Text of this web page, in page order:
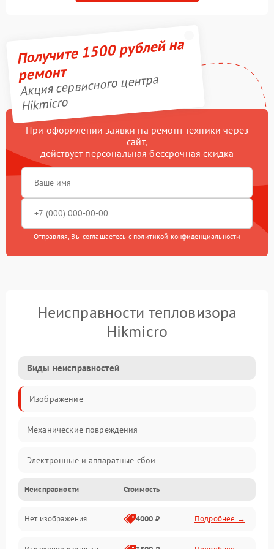
Получите 1500 рублей на
ремонт
Акция сервисного центра
Hikmicro
При оформлении заявки на ремонт техники через
сайт,
действует персональная бессрочная скидка
Отправляя, Вы соглашаетесь с политикой конфиденциальности
Неисправности тепловизора
Hikmicro
Виды неисправностей
Изображение
Механические повреждения
Электронные и аппаратные сбои
Неисправности сенсора и оптики
Программные ошибки
Неисправности Стоимость
Нет изображения 4000 ₽ Подробнее →